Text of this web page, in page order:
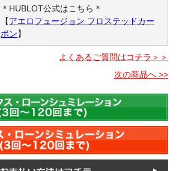
＊HUBLOT公式はこちら＊
【アエロフュージョン フロステッドカー
ボン】
よくあるご質問はコチラ＞＞
次の商品へ >>